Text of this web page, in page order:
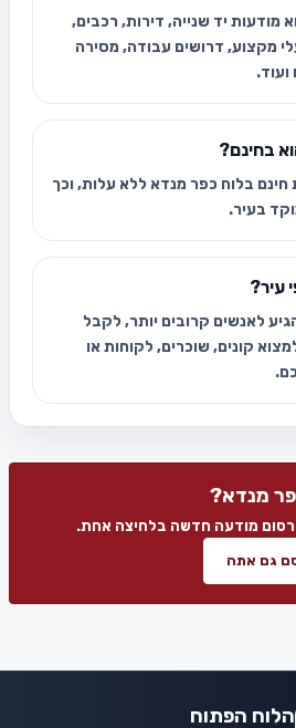
מודעות יד שנייה, דירות, רכבים,
מקצוע, דרושים עבודה, מסירה
ועוד.
בחינם?
חינם בלוח כפר מנדא ללא עלות, וכך
בעיר.
עיר?
לאנשים קרובים יותר, לקבל
קונים, שוכרים, לקוחות או
מנדא?
מודעה חדשה בלחיצה אחת.
גם אתה
הלוח הפתוח